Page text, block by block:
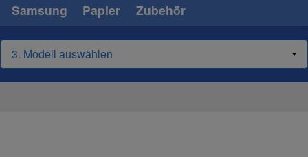
Samsung Papier Zubehör